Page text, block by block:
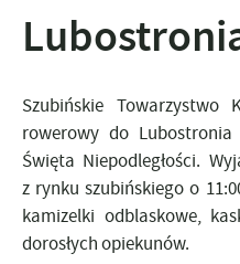
Szubińskie
rowerowy do
Święta Niepodległości.
z rynku szubińskiego o
kamizelki odblaskowe,
dorosłych opiekunów.